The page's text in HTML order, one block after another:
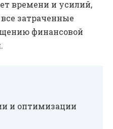
времени и усилий,
затраченные
финансовой
и оптимизации